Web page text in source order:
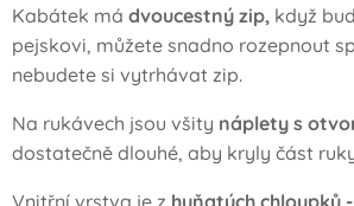
Kabátek má dvoucestný zip, když
pejskovi, můžete snadno rozepnout
nebudete si vytrhávat zip.
Na rukávech jsou všity náplety s
dostatečně dlouhé, aby kryly část
Vnitřní vrstva je z huňatých chloupků